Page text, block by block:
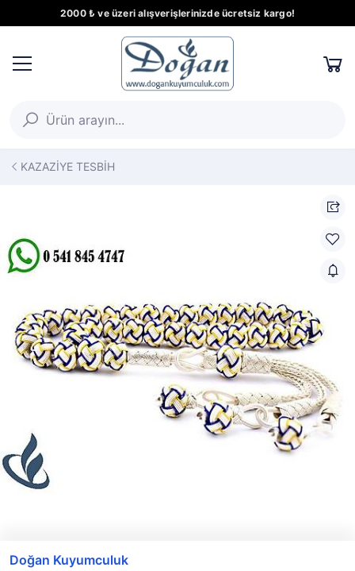
2000 ₺ ve üzeri alışverişlerinizde ücretsiz kargo!
KAZAZİYE TESBİH
Doğan Kuyumculuk